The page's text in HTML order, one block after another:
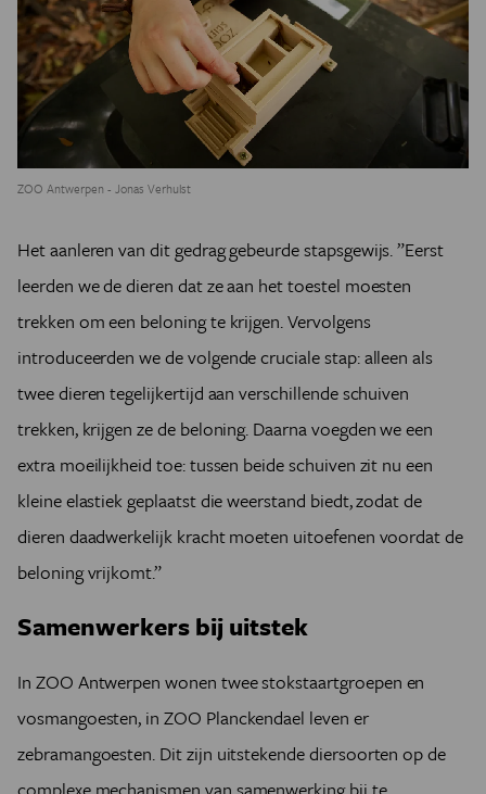
ZOO Antwerpen - Jonas Verhulst
Het aanleren van dit gedrag gebeurde stapsgewijs. ”Eerst
leerden we de dieren dat ze aan het toestel moesten
trekken om een beloning te krijgen. Vervolgens
introduceerden we de volgende cruciale stap: alleen als
twee dieren tegelijkertijd aan verschillende schuiven
trekken, krijgen ze de beloning. Daarna voegden we een
extra moeilijkheid toe: tussen beide schuiven zit nu een
kleine elastiek geplaatst die weerstand biedt, zodat de
dieren daadwerkelijk kracht moeten uitoefenen voordat de
beloning vrijkomt.”
Samenwerkers bij uitstek
In ZOO Antwerpen wonen twee stokstaartgroepen en
vosmangoesten, in ZOO Planckendael leven er
zebramangoesten. Dit zijn uitstekende diersoorten op de